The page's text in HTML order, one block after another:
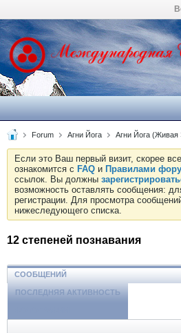
Forum Агни Йога Агни Йога (Живая
Если это Ваш первый визит, скорее
ознакомится с FAQ и Правилами
ссылок. Вы должны
возможность оставлять сообщения:
регистрации. Для просмотра
нижеследующего списка.
12 степеней познавания
СООБЩЕНИЙ
ПОСЛЕДНЯЯ АКТИВНОСТЬ